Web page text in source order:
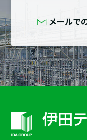
メールで